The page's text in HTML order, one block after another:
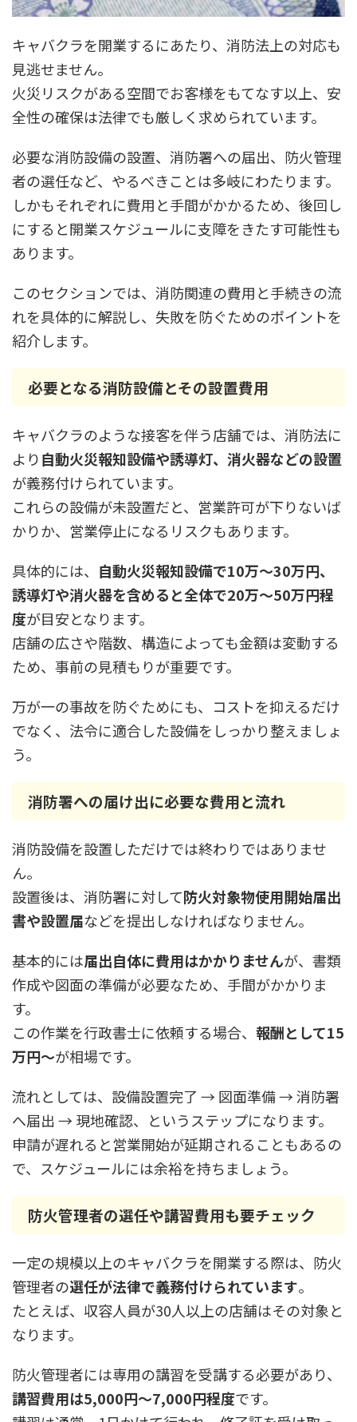
キャバクラを開業するにあたり、消防法上の対応も
見逃せません。
火災リスクがある空間でお客様をもてなす以上、安
全性の確保は法律でも厳しく求められています。
必要な消防設備の設置、消防署への届出、防火管理
者の選任など、やるべきことは多岐にわたります。
しかもそれぞれに費用と手間がかかるため、後回し
にすると開業スケジュールに支障をきたす可能性も
あります。
このセクションでは、消防関連の費用と手続きの流
れを具体的に解説し、失敗を防ぐためのポイントを
紹介します。
必要となる消防設備とその設置費用
キャバクラのような接客を伴う店舗では、消防法に
より自動火災報知設備や誘導灯、消火器などの設置
が義務付けられています。
これらの設備が未設置だと、営業許可が下りないば
かりか、営業停止になるリスクもあります。
具体的には、 自動火災報知設備で10万〜30万円、
誘導灯や消火器を含めると全体で20万〜50万円程
度が目安となります。
店舗の広さや階数、構造によっても金額は変動する
ため、事前の見積もりが重要です。
万が一の事故を防ぐためにも、コストを抑えるだけ
でなく、法令に適合した設備をしっかり整えましょ
う。
消防署への届け出に必要な費用と流れ
消防設備を設置しただけでは終わりではありませ
ん。
設置後は、消防署に対して防火対象物使用開始届出
書や設置届などを提出しなければなりません。
基本的には届出自体に費用はかかりませんが、書類
作成や図面の準備が必要なため、手間がかかりま
す。
この作業を行政書士に依頼する場合、 報酬として15
万円～が相場です。
流れとしては、設備設置完了 → 図面準備 → 消防署
へ届出 → 現地確認、というステップになります。
申請が遅れると営業開始が延期されることもあるの
で、スケジュールには余裕を持ちましょう。
防火管理者の選任や講習費用も要チェック
一定の規模以上のキャバクラを開業する際は、防火
管理者の選任が法律で義務付けられています。
たとえば、収容人員が30人以上の店舗はその対象と
なります。
防火管理者には専用の講習を受講する必要があり、
講習費用は5,000円〜7,000円程度です。